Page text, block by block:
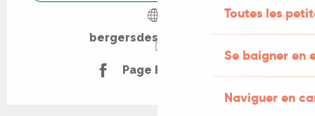
Toutes les
Se baigner en
Naviguer en
bergersdeslavandes.fr
Page Facebook